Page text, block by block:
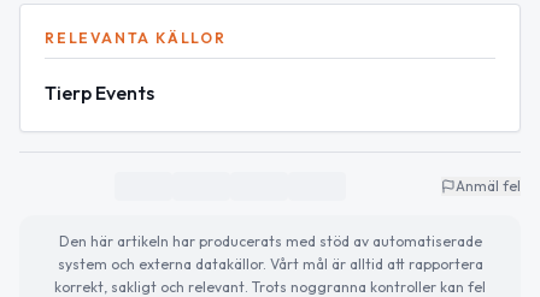
RELEVANTA KÄLLOR
Tierp Events
Anmäl fel
Den här artikeln har producerats med stöd av automatiserade
system och externa datakällor. Vårt mål är alltid att rapportera
korrekt, sakligt och relevant. Trots noggranna kontroller kan fel